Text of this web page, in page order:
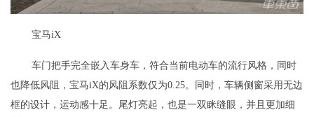
宝马iX
车门把手完全嵌入车身车，符合当前电动车的流行风格，同时
也降低风阻，宝马iX的风阻系数仅为0.25。同时，车辆侧窗采用无边
框的设计，运动感十足。尾灯亮起，也是一双眯缝眼，并且更加细